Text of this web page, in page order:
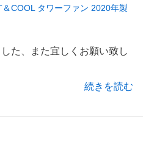
COOL タワーファン 2020年製
た、また宜しくお願い致し
続きを読む